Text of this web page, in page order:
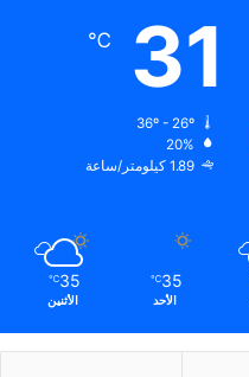
31
℃
20%
1.89 كيلومتر/ساعة
35
℃
الأحد
35
℃
الأثنين